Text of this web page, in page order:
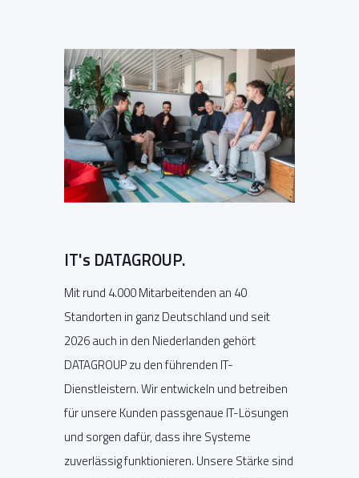
IT's DATAGROUP.
Mit rund 4.000 Mitarbeitenden an 40
Standorten in ganz Deutschland und seit
2026 auch in den Niederlanden gehört
DATAGROUP zu den führenden IT-
Dienstleistern. Wir entwickeln und betreiben
für unsere Kunden passgenaue IT-Lösungen
und sorgen dafür, dass ihre Systeme
zuverlässig funktionieren. Unsere Stärke sind